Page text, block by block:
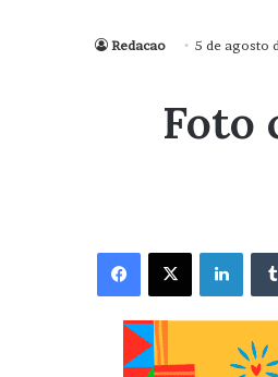
Redacao 5 de agosto
Foto
Facebook X Linkedin